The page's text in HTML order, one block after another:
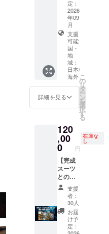
5.メイ
キン
グ・場
面写
データ
6.設定
資料集
データ
（PDF
ングミ
レニア
びれ＞
レプリ
カ ＜ク
レジッ
ト掲載
に関す
る注意
事項＞
※掲載を
希望す
るお名
前を、
以下の
pledge.
1.デジ
タル支
援証明
書 2.支
援者限
定活動
報告閲
覧権 3.
クラ
ファン
限定壁
紙デー
タ（PC
ル） 4.
エンド
ロール
クレ
ジット
掲載 大
5.中川
監督描
き下ろ
しTシャ
ツ 6.画
コンテ
ブック
活動報
告閲覧
権 3.ク
ラファ
ン限定
壁紙
データ
（PC /
モバイ
ル） 4.
エンド
ロール
5.中川
監督描
き下ろ
しTシャ
ツ 6.画
コンテ
ブック
（B5）
7.開田
裕治描
き下ろ
し劇場
風ポス
Replica
tier will
support
global
shippin
English
setup is
progres
Please
check
"Rewar
d"
section
in the
main
text for
now!
*Please
note
that the
English
descrip
tions
for the
定：
2026
年09
月
支援
可能
国・
地
域：
日本/
海外
詳細を見る
こ
の
リ
タ
ー
ン
を
選
択
す
る
120
,00
0 円
在庫な
し
【完成
スーツ
との記
念撮影
付き撮
影現場
見学
コース
支援
者：
30人
お届
け予
定：